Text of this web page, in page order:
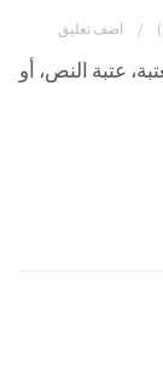
اضف تعليق
عتبة النص، أو